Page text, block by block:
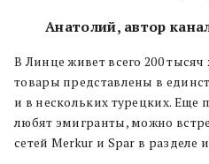
Анатолий, автор
В Линце живет всего 200
товары представлены в
и в нескольких турецких. Еще
любят эмигранты, можно
сетей Merkur и Spar в